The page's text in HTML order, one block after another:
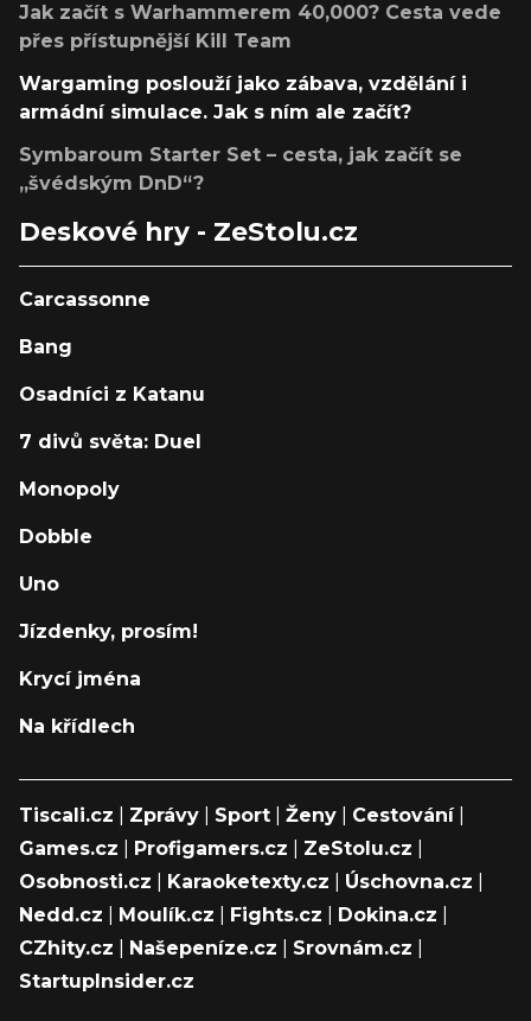
Jak začít s Warhammerem 40,000? Cesta vede
přes přístupnější Kill Team
Wargaming poslouží jako zábava, vzdělání i
armádní simulace. Jak s ním ale začít?
Symbaroum Starter Set – cesta, jak začít se
„švédským DnD“?
Deskové hry - ZeStolu.cz
Carcassonne
Bang
Osadníci z Katanu
7 divů světa: Duel
Monopoly
Dobble
Uno
Jízdenky, prosím!
Krycí jména
Na křídlech
Tiscali.cz Zprávy Sport Ženy Cestování|
Games.cz
Profigamers.cz ZeStolu.cz
Osobnosti.cz
Karaoketexty.cz Úschovna.cz
Nedd.cz
Moulík.cz Fights.cz Dokina.cz
CZhity.cz
Našepeníze.cz Srovnám.cz
StartupInsider.cz